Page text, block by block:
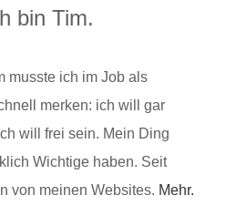
bin Tim.
musste ich im Job als
merken: ich will gar
will frei sein. Mein Ding
Wichtige haben. Seit
von meinen Websites. Mehr.